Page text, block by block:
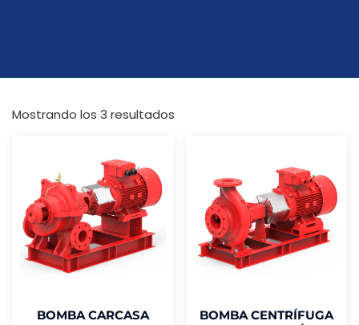
Mostrando los 3 resultados
BOMBA CARCASA
BOMBA CENTRÍFUGA